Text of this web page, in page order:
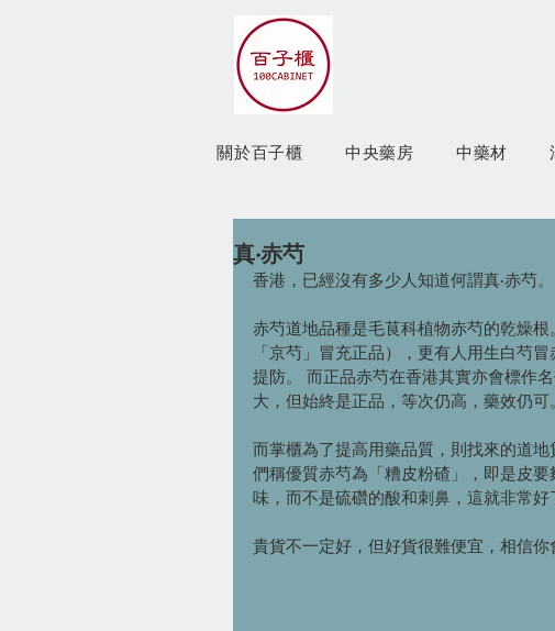
關於百子櫃 中央藥房 中藥材
真‧赤芍
香港，已經沒有多少人知道何謂真‧赤芍。
赤芍道地品種是毛茛科植物赤芍的乾燥
「京芍」冒充正品），更有人用生白芍
提防。 而正品赤芍在香港其實亦會標作
大，但始終是正品，等次仍高，藥效仍可。
而掌櫃為了提高用藥品質，則找來的道
們稱優質赤芍為「糟皮粉碴」，即是皮
味，而不是硫礸的酸和刺鼻，這就非常好
貴貨不一定好，但好貨很難便宜，相信你